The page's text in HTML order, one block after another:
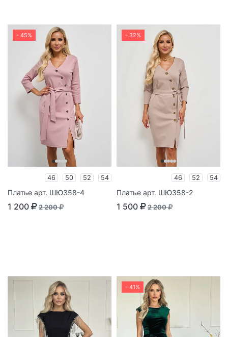
- 45%
46 50 52 54
Платье арт. ШЮ358-4
1 200 2 200
- 32%
46 52 54
Платье арт. ШЮ358-2
1 500 2 200
- 41%